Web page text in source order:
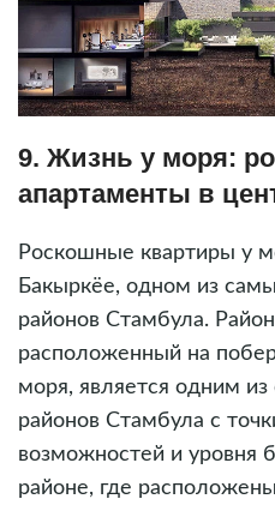
9. Жизнь у моря:
апартаменты в
Роскошные квартиры у
Бакыркёе, одном из
районов Стамбула.
расположенный на
моря, является одним
районов Стамбула с
возможностей и уровня
районе, где